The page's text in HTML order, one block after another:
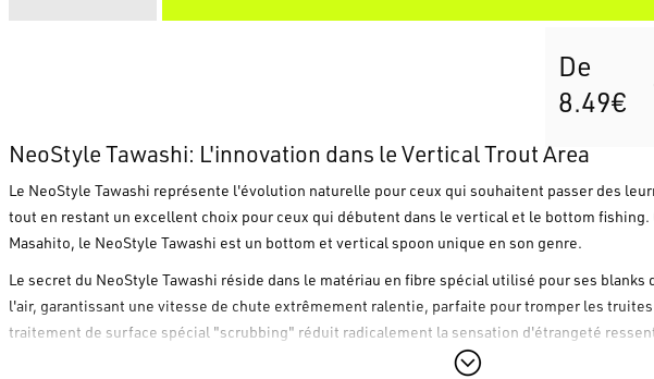
De
8.49€
NeoStyle Tawashi: L'innovation dans le Vertical Trout Area
Le NeoStyle Tawashi représente l'évolution naturelle pour ceux qui souhaitent passer des
tout en restant un excellent choix pour ceux qui débutent dans le vertical et le bottom fishing.
Masahito, le NeoStyle Tawashi est un bottom et vertical spoon unique en son genre.
Le secret du NeoStyle Tawashi réside dans le matériau en fibre spécial utilisé pour ses
l'air, garantissant une vitesse de chute extrêmement ralentie, parfaite pour tromper les
traitement de surface spécial "scrubbing" réduit radicalement la sensation d'étrangeté
touche, augmentant considérablement le temps pendant lequel le leurre reste en bouche